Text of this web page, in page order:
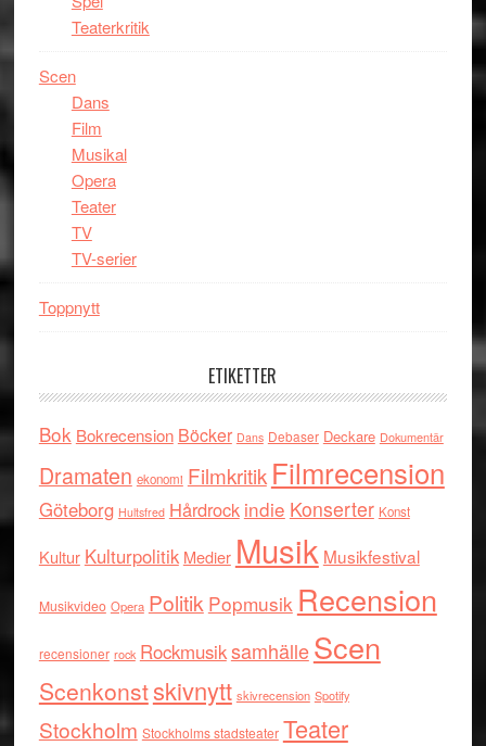
Teaterkritik
Scen
Dans
Film
Musikal
Opera
Teater
TV
TV-serier
Toppnytt
ETIKETTER
Bok Bokrecension Böcker Dans Debaser Deckare Dokumentär
Dramaten ekonomi Filmkritik Filmrecension
Göteborg Hultsfred Hårdrock indie Konserter Konst
Kultur Kulturpolitik Medier Musik Musikfestival
Musikvideo Opera Politik Popmusik Recension
recensioner rock RockmusiksamhälleScen
Scenkonstskivnytt skivrecension Spotify
Stockholm Stockholms stadsteater Teater